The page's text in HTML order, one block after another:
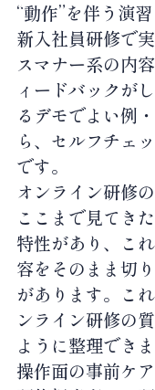
“動作”を伴う演習
新入社員研修で
スマナー系の内
ィードバックが
るデモでよい例
ら、セルフチェ
です。
オンライン研修
ここまで見てき
特性があり、こ
容をそのまま切
があります。こ
ンライン研修の
ように整理できま
操作面の事前ケ